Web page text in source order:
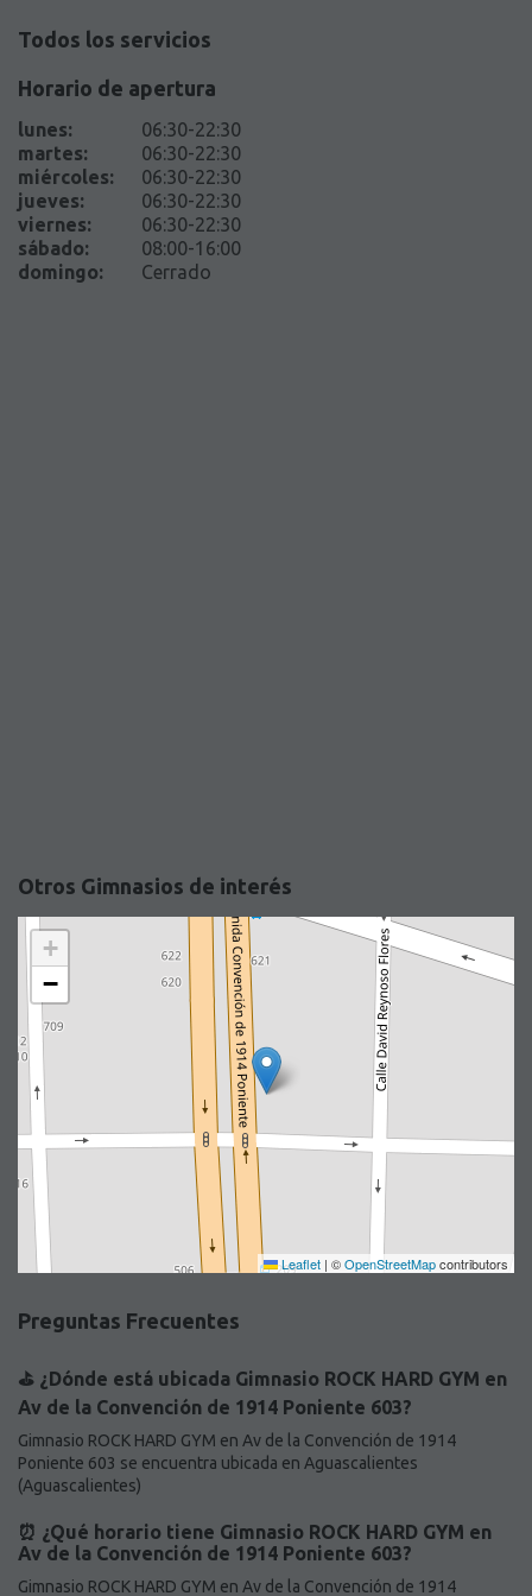
Todos los servicios
Horario de apertura
lunes:
06:30-22:30
martes:
06:30-22:30
miércoles:
06:30-22:30
jueves:
06:30-22:30
viernes:
06:30-22:30
sábado:
08:00-16:00
domingo: Cerrado
Otros Gimnasios de interés
+
−
Leaflet | ©OpenStreetMapcontributors
Preguntas Frecuentes
⛳️ ¿Dónde está ubicada Gimnasio ROCK HARD GYM en
Av de la Convención de 1914 Poniente 603?
Gimnasio ROCK HARD GYM en Av de la Convención de 1914
Poniente 603 se encuentra ubicada en Aguascalientes
(Aguascalientes)
⏰ ¿Qué horario tiene Gimnasio ROCK HARD GYM en
Av de la Convención de 1914 Poniente 603?
Gimnasio ROCK HARD GYM en Av de la Convención de 1914